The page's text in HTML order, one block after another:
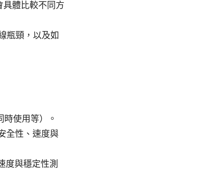
體比較不同方
瓶頸，以及如
使用等）。
全性、速度與
度與穩定性測